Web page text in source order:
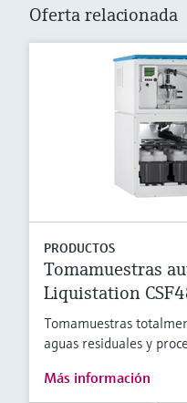
Oferta relacionada
PRODUCTOS
Tomamuestras
Liquistation
Tomamuestras
aguas residuales y
Más información